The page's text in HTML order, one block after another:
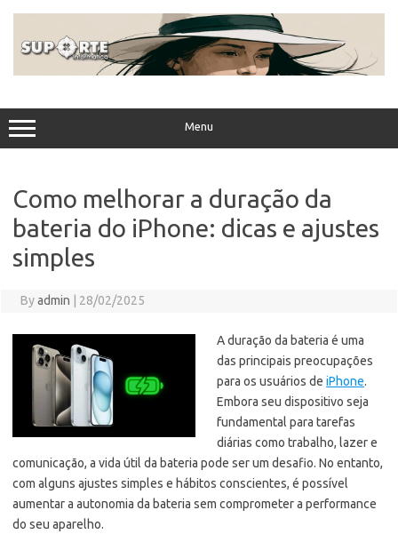
Menu
Como melhorar a duração da
bateria do iPhone: dicas e ajustes
simples
Byadmin 28/02/2025
A duração da bateria é uma
das principais preocupações
para os usuários de iPhone.
Embora seu dispositivo seja
fundamental para tarefas
diárias como trabalho, lazer e
comunicação, a vida útil da bateria pode ser um desafio. No entanto,
com alguns ajustes simples e hábitos conscientes, é possível
aumentar a autonomia da bateria sem comprometer a performance
do seu aparelho.